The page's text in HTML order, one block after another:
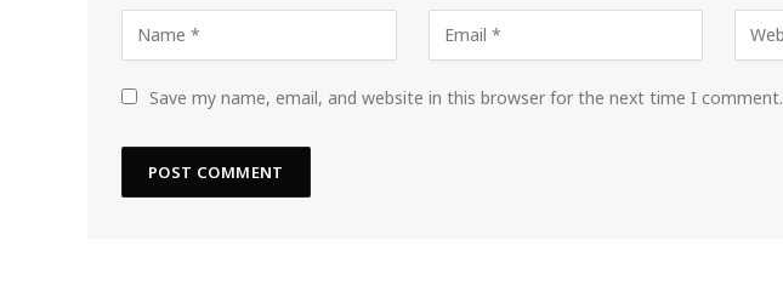
Save my name, email, and website in this browser for the next time I comment.